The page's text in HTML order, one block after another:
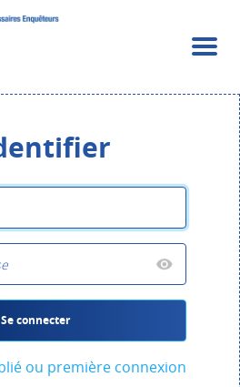
Se connecter
ou première connexion